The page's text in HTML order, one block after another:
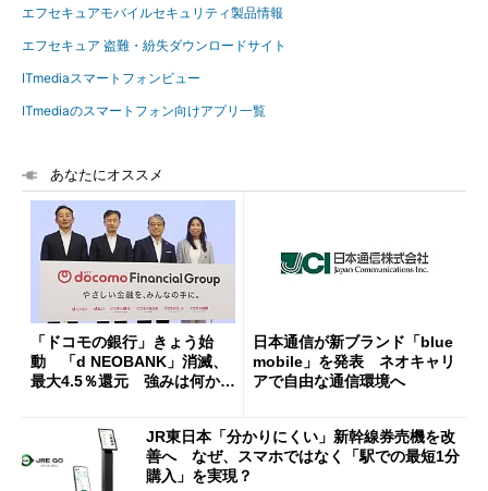
エフセキュアモバイルセキュリティ製品情報
エフセキュア 盗難・紛失ダウンロードサイト
ITmediaスマートフォンビュー
ITmediaのスマートフォン向けアプリ一覧
あなたにオススメ
「ドコモの銀行」きょう始
動 「d NEOBANK」消滅、
最大4.5％還元 強みは何か解
日本通信が新ブランド「blue
mobile」を発表 ネオキャリ
アで自由な通信環境へ
JR東日本「分かりにくい」新幹線券売機を改
善へ なぜ、スマホではなく「駅での最短1分
購入」を実現？